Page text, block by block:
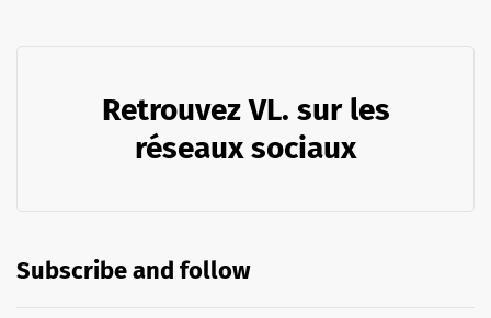
Retrouvez VL. sur les
réseaux sociaux
Subscribe and follow